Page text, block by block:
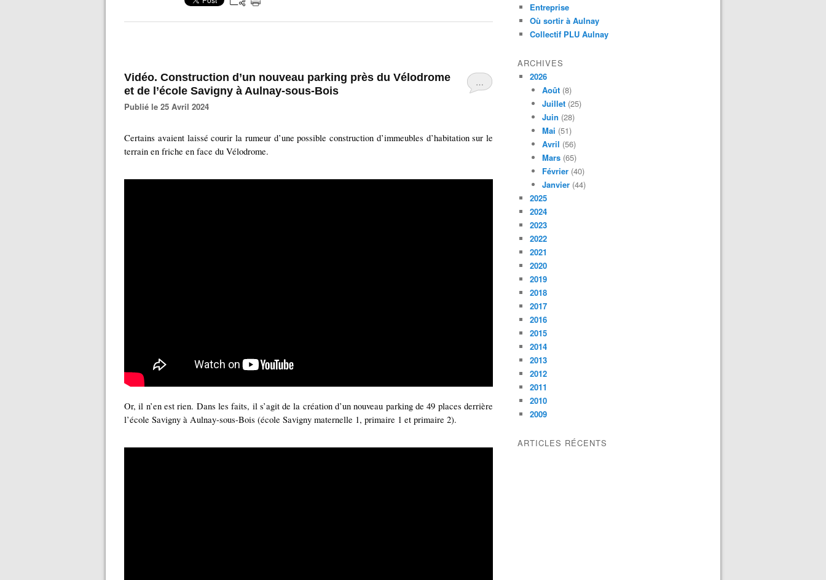
…
Vidéo. Construction d’un nouveau parking près du Vélodrome
et de l’école Savigny à Aulnay-sous-Bois
Publié le 25 Avril 2024
Certains avaient laissé courir la rumeur d’une possible construction d’immeubles d’habitation sur le
terrain en friche en face du Vélodrome.
Or, il n’en est rien. Dans les faits, il s’agit de la création d’un nouveau parking de 49 places derrière
l’école Savigny à Aulnay-sous-Bois (école Savigny maternelle 1, primaire 1 et primaire 2).
Entreprise
Où sortir à Aulnay
Collectif PLU Aulnay
ARCHIVES
2026
Août (8)
Juillet (25)
Juin (28)
Mai (51)
Avril (56)
Mars (65)
Février (40)
Janvier (44)
2025
2024
2023
2022
2021
2020
2019
2018
2017
2016
2015
2014
2013
2012
2011
2010
2009
ARTICLES RÉCENTS